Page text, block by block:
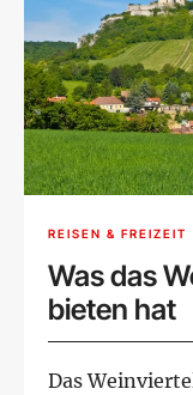
REISEN & FREIZEIT
Was das
bieten hat
Das